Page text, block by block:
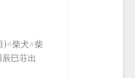
)#柴犬#柴
巳荘出